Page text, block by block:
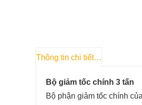
Thông tin chi tiết sản phẩm
Bộ giảm tốc chính 3 tấn
Bộ phận giảm tốc chính